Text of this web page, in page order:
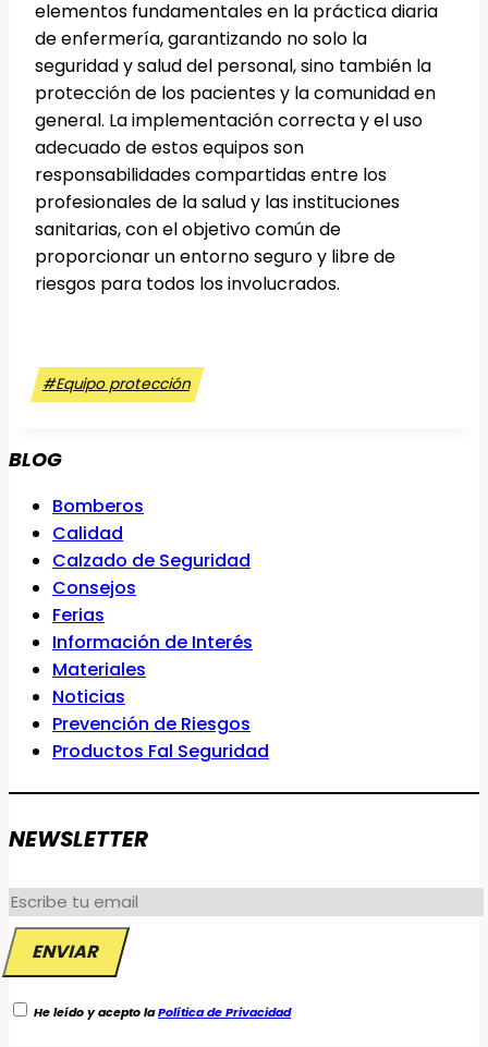
elementos fundamentales en la práctica diaria
de enfermería, garantizando no solo la
seguridad y salud del personal, sino también la
protección de los pacientes y la comunidad en
general. La implementación correcta y el uso
adecuado de estos equipos son
responsabilidades compartidas entre los
profesionales de la salud y las instituciones
sanitarias, con el objetivo común de
proporcionar un entorno seguro y libre de
riesgos para todos los involucrados.
Etiquetas
de
entrada:
#Equipo protección
BLOG
Bomberos
Calidad
Calzado de Seguridad
Consejos
Ferias
Información de Interés
Materiales
Noticias
Prevención de Riesgos
Productos Fal Seguridad
NEWSLETTER
He leído y acepto laPolítica de Privacidad